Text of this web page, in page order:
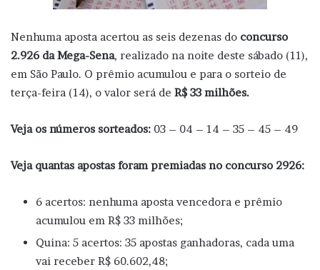
Nenhuma aposta acertou as seis dezenas do concurso
2.926 da Mega-Sena, realizado na noite deste sábado (11),
em São Paulo. O prêmio acumulou e para o sorteio de
terça-feira (14), o valor será de R$ 33 milhões.
Veja os números sorteados: 03 – 04 – 14 – 35 – 45 – 49
Veja quantas apostas foram premiadas no concurso 2926:
6 acertos: nenhuma aposta vencedora e prêmio
acumulou em R$ 33 milhões;
Quina: 5 acertos: 35 apostas ganhadoras, cada uma
vai receber R$ 60.602,48;